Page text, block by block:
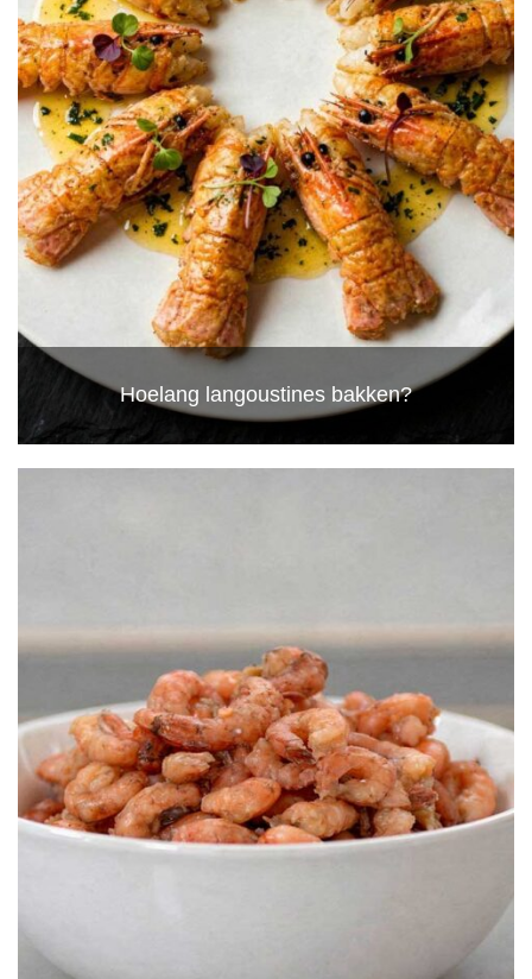
Hoelang langoustines bakken?